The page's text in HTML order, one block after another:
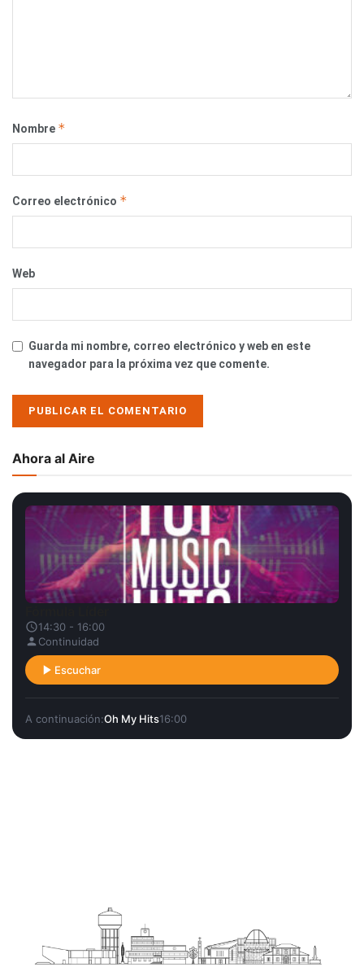
Nombre *
Correo electrónico *
Web
Guarda mi nombre, correo electrónico y web en este
navegador para la próxima vez que comente.
Ahora al Aire
14:30 - 16:00
Continuidad
Escuchar
A continuación:Oh My Hits16:00